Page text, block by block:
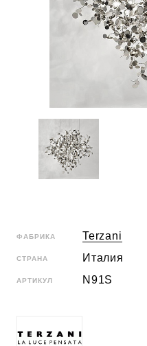
ФАБРИКА Terzani
СТРАНА Италия
АРТИКУЛ N91S